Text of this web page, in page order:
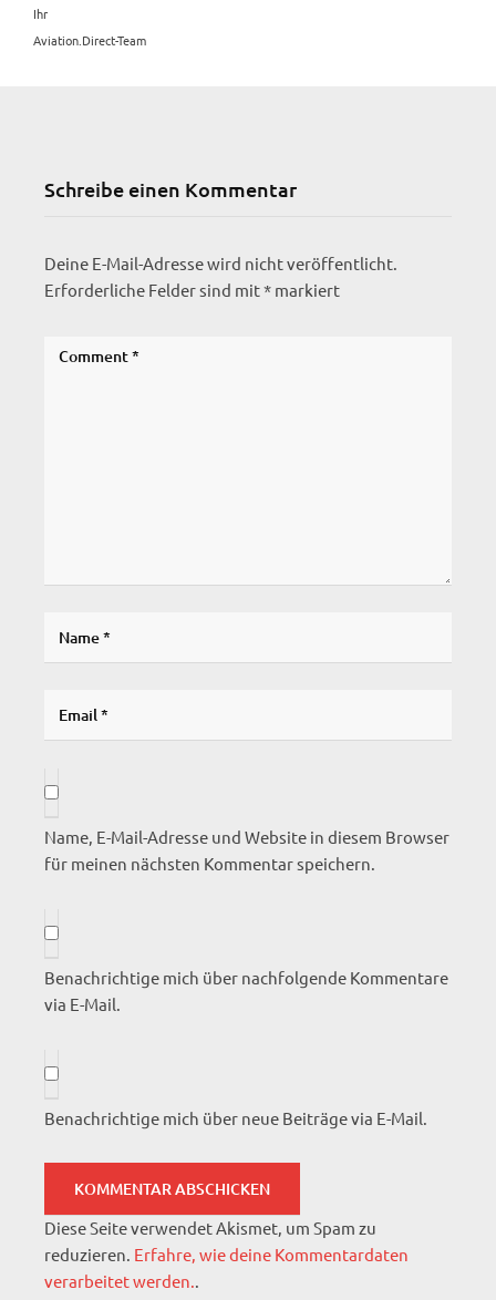
Ihr
Aviation.Direct-Team
Schreibe einen Kommentar
Deine E-Mail-Adresse wird nicht veröffentlicht.
Erforderliche Felder sind mit* markiert
Name, E-Mail-Adresse und Website in diesem Browser
für meinen nächsten Kommentar speichern.
Benachrichtige mich über nachfolgende Kommentare
via E-Mail.
Benachrichtige mich über neue Beiträge via E-Mail.
Diese Seite verwendet Akismet, um Spam zu
reduzieren. Erfahre, wie deine Kommentardaten
verarbeitet werden..